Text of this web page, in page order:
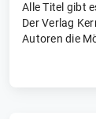
Alle Titel gibt
Der Verlag
Autoren die